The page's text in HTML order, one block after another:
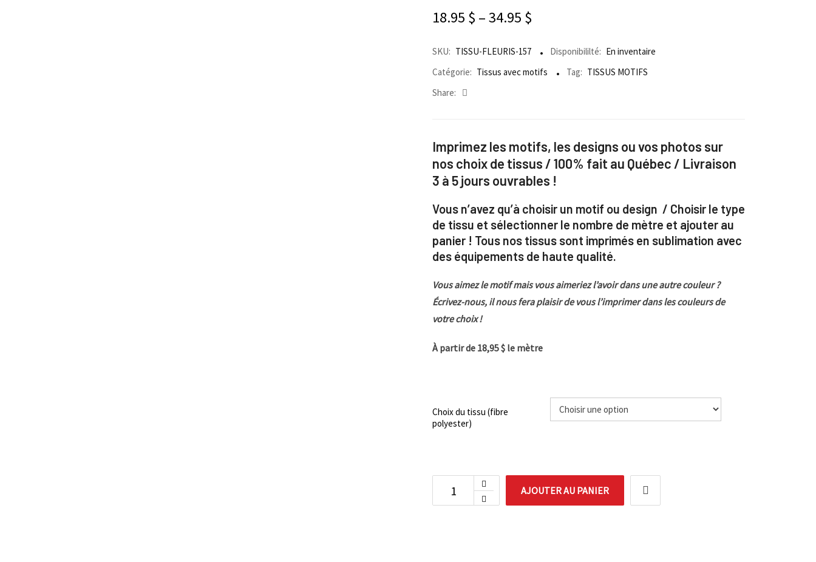
18.95 $ –34.95 $
SKU: TISSU-FLEURIS-157 Disponibililté: En inventaire
Catégorie: Tissus avec motifs Tag: TISSUS MOTIFS
Share:
Imprimez les motifs, les designs ou vos photos sur
nos choix de tissus / 100% fait au Québec / Livraison
3 à 5 jours ouvrables !
Vous n’avez qu’à choisir un motif ou design / Choisir le type
de tissu et sélectionner le nombre de mètre et ajouter au
panier ! Tous nos tissus sont imprimés en sublimation avec
des équipements de haute qualité.
Vous aimez le motif mais vous aimeriez l’avoir dans une autre couleur ?
Écrivez-nous, il nous fera plaisir de vous l’imprimer dans les couleurs de
votre choix !
À partir de 18,95 $ le mètre
Choix du tissu (fibre
polyester)
AJOUTER AU PANIER